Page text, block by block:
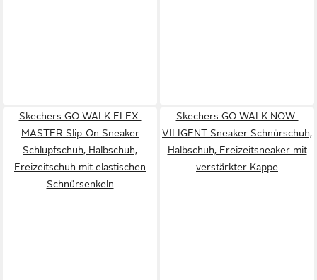
Skechers GO WALK FLEX-
MASTER Slip-On Sneaker
Schlupfschuh, Halbschuh,
Freizeitschuh mit elastischen
Schnürsenkeln
Skechers GO WALK NOW-
VILIGENT Sneaker Schnürschuh,
Halbschuh, Freizeitsneaker mit
verstärkter Kappe